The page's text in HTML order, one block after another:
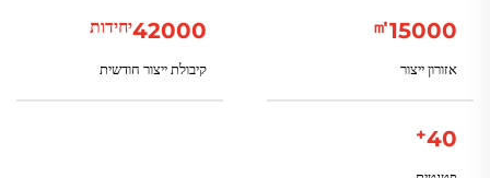
15000
㎡
אזורון ייצור
42000יחידות
קיבולת ייצור חודשית
40
+